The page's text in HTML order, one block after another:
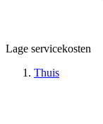
Lage servicekosten
Thuis